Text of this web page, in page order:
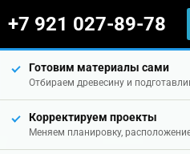
+7 921 027-89-78
Готовим материалы сами
Отбираем древесину и
Корректируем проекты
Меняем планировку,